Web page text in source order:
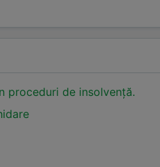
proceduri de insolvență.